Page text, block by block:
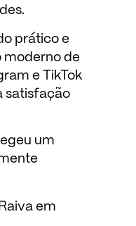
prático e
moderno de
e TikTok
satisfação
um
em